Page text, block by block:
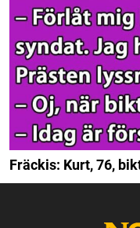
Fräckis: Kurt, 76,